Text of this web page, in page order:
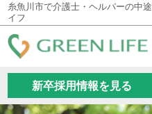
糸魚川市で介護士・ヘルパーの中
イフ
新卒採用情報を見る